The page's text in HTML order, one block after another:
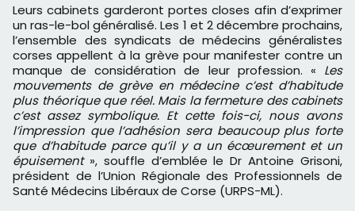
Leurs cabinets garderont portes closes afin d’exprimer
un ras-le-bol généralisé. Les 1 et 2 décembre prochains,
l’ensemble des syndicats de médecins généralistes
corses appellent à la grève pour manifester contre un
manque de considération de leur profession. « Les
mouvements de grève en médecine c’est d’habitude
plus théorique que réel. Mais la fermeture des cabinets
c’est assez symbolique. Et cette fois-ci, nous avons
l’impression que l’adhésion sera beaucoup plus forte
que d’habitude parce qu’il y a un écœurement et un
épuisement», souffle d’emblée le Dr Antoine Grisoni,
président de l’Union Régionale des Professionnels de
Santé Médecins Libéraux de Corse (URPS-ML).